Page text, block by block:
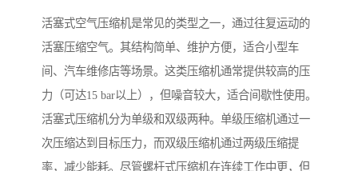
活塞式空气压缩机是常见的类型之一，通过往复运动的
活塞压缩空气。其结构简单、维护方便，适合小型车
间、汽车维修店等场景。这类压缩机通常提供较高的压
力（可达15 bar以上），但噪音较大，适合间歇性使用。
活塞式压缩机分为单级和双级两种。单级压缩机通过一
次压缩达到目标压力，而双级压缩机通过两级压缩提
率，减少能耗。尽管螺杆式压缩机在连续工作中更，但